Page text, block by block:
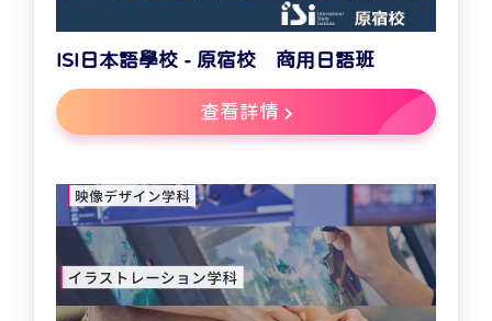
ISI日本語學校 - 原宿校 商用日語班
查看詳情